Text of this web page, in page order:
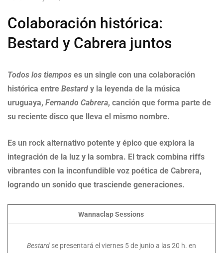
Colaboración histórica:
Bestard y Cabrera juntos
Todos los tiempos es un single con una colaboración
histórica entre Bestard y la leyenda de la música
uruguaya, Fernando Cabrera, canción que forma parte de
su reciente disco que lleva el mismo nombre.
Es un rock alternativo potente y épico que explora la
integración de la luz y la sombra. El track combina riffs
vibrantes con la inconfundible voz poética de Cabrera,
logrando un sonido que trasciende generaciones.
Wannaclap Sessions­
Bestard se presentará el viernes 5 de junio a las 20 h. en